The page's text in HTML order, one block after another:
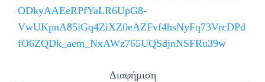
ODkyAAEeRPfYaLR6UpG8-
VwUKpnA85iGq4ZiXZ0eAZFvf4hsNyFq73VrcDPd
fO6ZQDk_aem_NxAWz765UQSdjnNSFRu39w
Διαφήμιση